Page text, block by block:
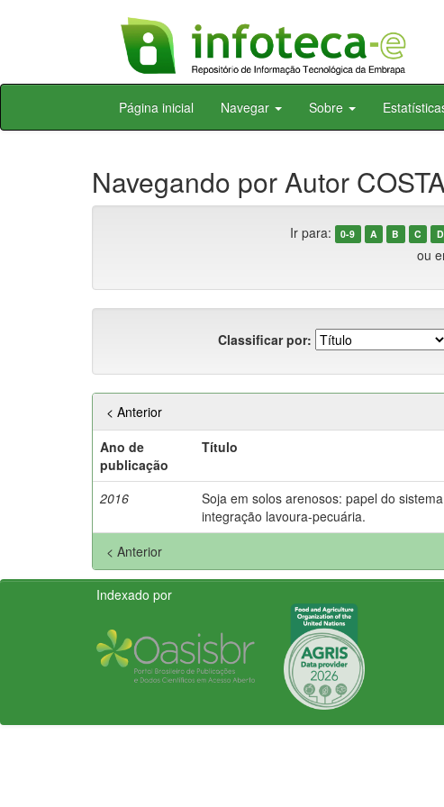
Skip
Página inicial Navegar Sobre
Navegando por Autor
Ir para: 0-9 A B C D
ou
Classificar por:
< Anterior
Ano de
publicação
Título
2016
Soja em solos arenosos: papel do
integração lavoura-pecuária.
< Anterior
Indexado por